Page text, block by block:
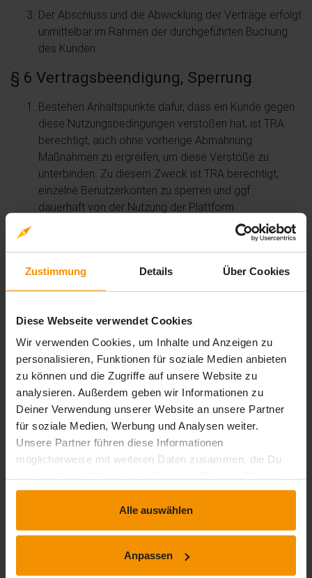
Zustimmung Details Über Cookies
Diese Webseite verwendet Cookies
Wir verwenden Cookies, um Inhalte und Anzeigen zu
personalisieren, Funktionen für soziale Medien anbieten
zu können und die Zugriffe auf unsere Website zu
analysieren. Außerdem geben wir Informationen zu
Deiner Verwendung unserer Website an unsere Partner
für soziale Medien, Werbung und Analysen weiter.
Unsere Partner führen diese Informationen
möglicherweise mit weiteren Daten zusammen, die Du
Nutzung der Dienste gesammelt haben.
Alle auswählen
Anpassen
Der Abschluss und die Abwicklung der Verträge erfolgt
unmittelbar im Rahmen der durchgeführten Buchung
des Kunden.
§ 6 Vertragsbeendigung, Sperrung
Bestehen Anhaltspunkte dafür, dass ein Kunde gegen
diese Nutzungsbedingungen verstoßen hat, ist TRA
berechtigt, auch ohne vorherige Abmahnung
Maßnahmen zu ergreifen, um diese Verstöße zu
unterbinden. Zu diesem Zweck ist TRA berechtigt,
einzelne Benutzerkonten zu sperren und ggf.
dauerhaft von der Nutzung der Plattform
auszuschließen. TRA wird hierbei die berechtigten
Interessen des betroffenen Kunden berücksichtigen.
Ein Anspruch auf Wiederherstellung eines gesperrten
Kontos besteht nicht.
Laufzeit und können vom Kunden ohne Einhaltung
einer Kündigungsfrist gekündigt werden. Bereits
gebuchte, aber noch nicht in Anspruch genommene
Einzelleistungen auf der Plattform bleiben hiervon
unberührt.
TRA kann die Verträge mit den Kunden mit einer
Kündigungsfrist von 4 Wochen zum Monatsende
kündigen. Bereits gebuchte, aber noch nicht in
Anspruch genommene Einzelleistungen auf der
Plattform bleiben hiervon unberührt.
TRA stellt den Kunden eine Funktion zur Verfügung,